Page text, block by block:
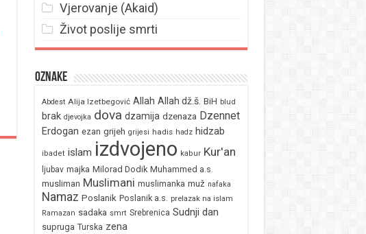
Vjerovanje (Akaid)
Život poslije smrti
Oznake
Abdest Alija Izetbegović Allah Allah dž.š. BiH blud
brak djevojka dova dzamija dzenaza Dzennet
Erdogan ezan grijeh grijesi hadis hadz hidzab
ibadet islam izdvojeno kabur Kur'an
ljubav majka Milorad Dodik Muhammed a.s.
musliman Muslimani muslimanka muž nafaka
Namaz Poslanik Poslanik a.s. prelazak na islam
Ramazan sadaka smrt Srebrenica Sudnji dan
supruga Turska zena